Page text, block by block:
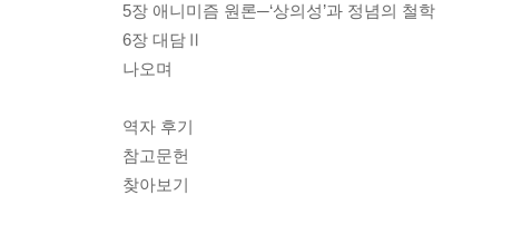
5장 애니미즘 원론─‘상의성’과 정념의 철학
6장 대담Ⅱ
나오며
역자 후기
참고문헌
찾아보기